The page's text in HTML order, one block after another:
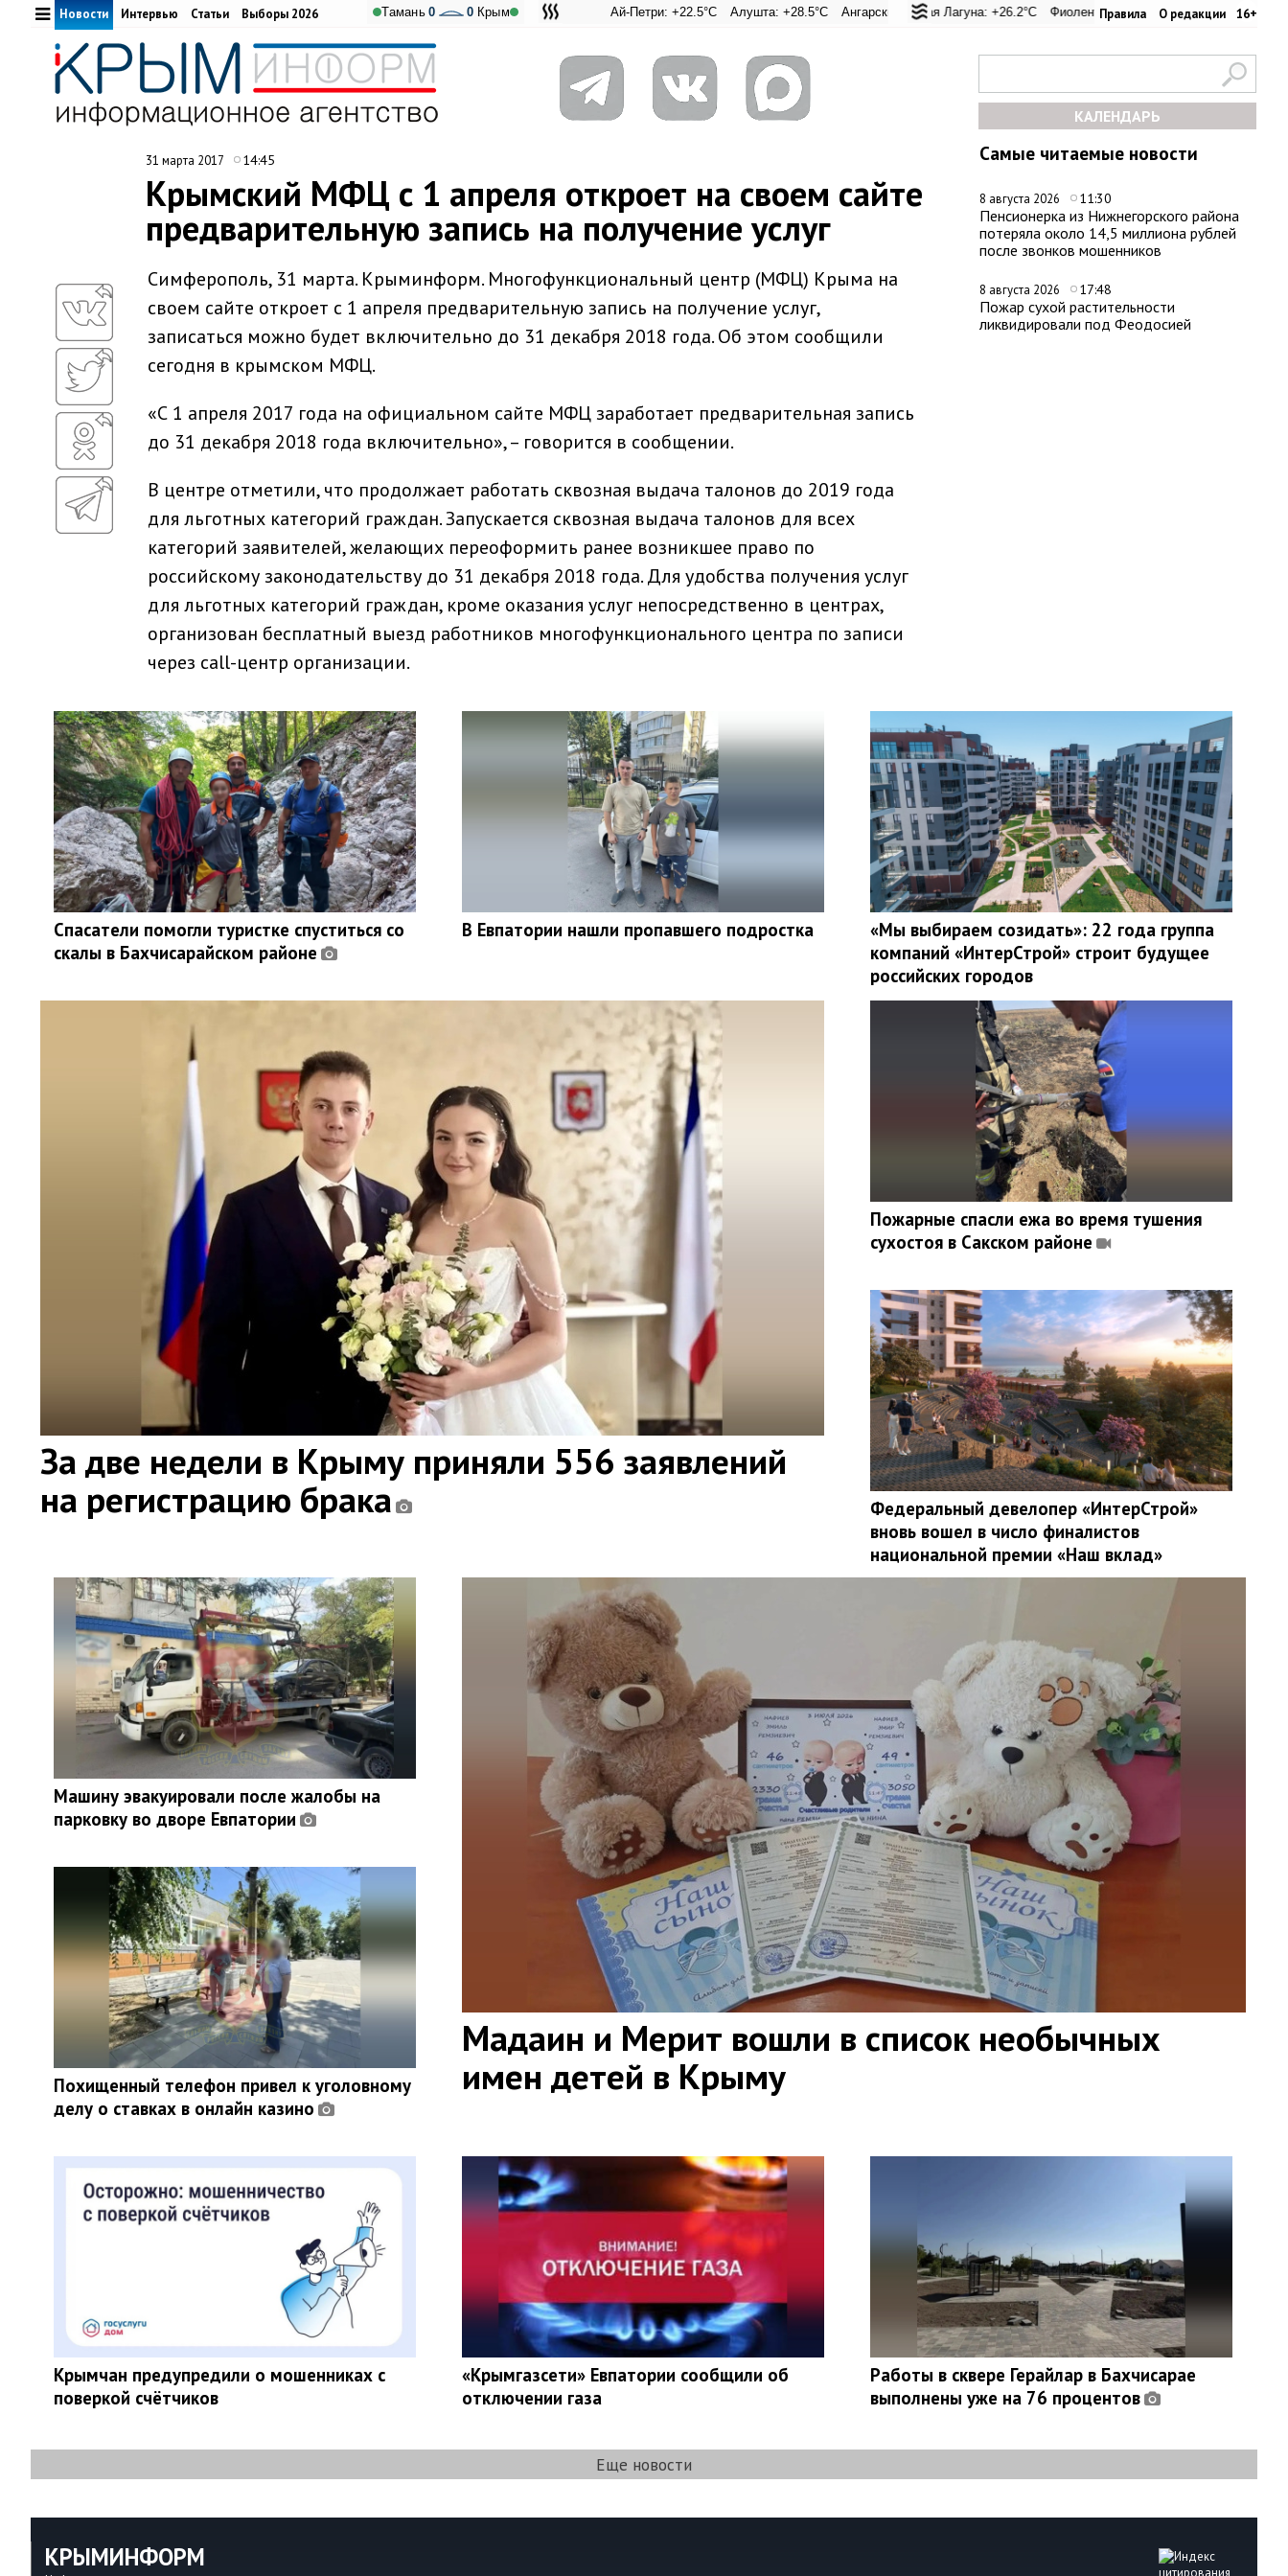
Правила О редакции 16+
Адмиральская Лагуна: +26.2°C Фиолент: +26.4°C Казачья бухта: +26.2°C
Ай-Петри: +22.5°C Алушта: +28.5°C Ангарский перевал: +23.7°C Евпатория: +26°C Керчь: +26.8°C Никитский сад:
Тамань 0 0 Крым
Новости Интервью Статьи Выборы 2026
КАЛЕНДАРЬ
Самые читаемые новости
8 августа 2026 11:30
Пенсионерка из Нижнегорского района
потеряла около 14,5 миллиона рублей
после звонков мошенников
8 августа 2026 17:48
Пожар сухой растительности
ликвидировали под Феодосией
31 марта 2017 14:45
Крымский МФЦ с 1 апреля откроет на своем сайте
предварительную запись на получение услуг
Симферополь, 31 марта. Крыминформ. Многофункциональный центр (МФЦ) Крыма на
своем сайте откроет с 1 апреля предварительную запись на получение услуг,
записаться можно будет включительно до 31 декабря 2018 года. Об этом сообщили
сегодня в крымском МФЦ.
«С 1 апреля 2017 года на официальном сайте МФЦ заработает предварительная запись
до 31 декабря 2018 года включительно», – говорится в сообщении.
В центре отметили, что продолжает работать сквозная выдача талонов до 2019 года
для льготных категорий граждан. Запускается сквозная выдача талонов для всех
категорий заявителей, желающих переоформить ранее возникшее право по
российскому законодательству до 31 декабря 2018 года. Для удобства получения услуг
для льготных категорий граждан, кроме оказания услуг непосредственно в центрах,
организован бесплатный выезд работников многофункционального центра по записи
через call-центр организации.
Спасатели помогли туристке спуститься со
скалы в Бахчисарайском районе
В Евпатории нашли пропавшего подростка
«Мы выбираем созидать»: 22 года группа
компаний «ИнтерСтрой» строит будущее
российских городов
За две недели в Крыму приняли 556 заявлений
на регистрацию брака
Пожарные спасли ежа во время тушения
сухостоя в Сакском районе
Федеральный девелопер «ИнтерСтрой»
вновь вошел в число финалистов
национальной премии «Наш вклад»
Мадаин и Мерит вошли в список необычных
имен детей в Крыму
Машину эвакуировали после жалобы на
парковку во дворе Евпатории
Похищенный телефон привел к уголовному
делу о ставках в онлайн казино
Крымчан предупредили о мошенниках с
поверкой счётчиков
«Крымгазсети» Евпатории сообщили об
отключении газа
Работы в сквере Герайлар в Бахчисарае
выполнены уже на 76 процентов
Еще новости
КРЫМИНФОРМ